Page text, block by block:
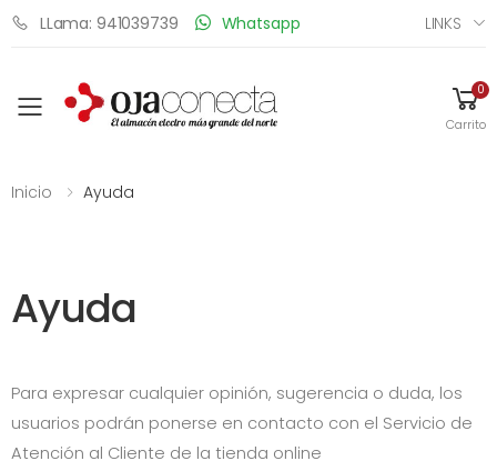
LLama: 941039739 Whatsapp LINKS
Toggle mobile menu
0
Carrito
Inicio Ayuda
Ayuda
Para expresar cualquier opinión, sugerencia o duda, los
usuarios podrán ponerse en contacto con el Servicio de
Atención al Cliente de la tienda online